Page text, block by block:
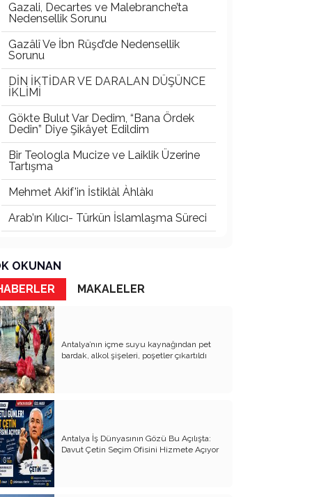
Gazali, Decartes ve Malebranche’ta
Nedensellik Sorunu
Gazâlî Ve İbn Rüşd’de Nedensellik
Sorunu
DİN İKTİDAR VE DARALAN DÜŞÜNCE
İKLİMİ
Gökte Bulut Var Dedim, “Bana Ördek
Dedin” Diye Şikâyet Edildim
Bir Teologla Mucize ve Laiklik Üzerine
Tartışma
Mehmet Akif'in İstiklàl Àhlàkı
Arab’ın Kılıcı- Türkün İslamlaşma Süreci
Beyaz Acı
Rhodıapolıs:Kumluca Ovasına Bakan
Kayıp Şehir
Atsız’ı Bahane Ederek Atatürk’e ve
Cumhuriyet’e Saldırmak
3 Mayıs 1944’ten Bugüne Türkçülük:
Cumhuriyet’in Kurucu Fikrinden Bir
Diriliş Hafızasına
Devletin Laik Kimliğinden Ödün –
Mevlid’den Menzil’e, Ayrılıkçılıktan Umut
Hakkına
Toplumcu Gerçekçi Edebiyat Dünyada
Niçin Tıkandı?
OKUNAN
MAKALELER
Antalya’nın içme suyu kaynağından pet
bardak, alkol şişeleri, poşetler çıkartıldı
Antalya İş Dünyasının Gözü Bu Açılışta:
Davut Çetin Seçim Ofisini Hizmete Açıyor